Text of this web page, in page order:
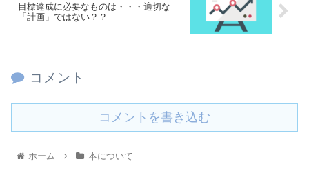
目標達成に必要なものは・・・適切な
「計画」ではない？？
コメント
コメントを書き込む
ホーム 本について